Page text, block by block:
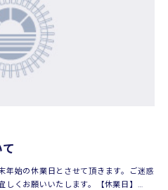
年始の休業日とさせて頂きます。ご迷惑
くお願いいたします。【休業日】